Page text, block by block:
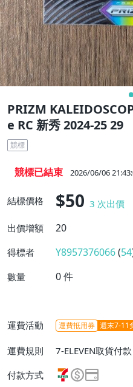
PRIZM
e RC 新秀 2024-25 29
競標
競標已結束 2026/06/06
結標價格 $50 3 次出價
出價增額
20
得標者 Y8957376066(54
數量 0件
運費活動 運費抵用券 週末7-11
運費規則
7-ELEVEN取貨付
EVEN取貨不付款
號【單件運費$60】
付款方式